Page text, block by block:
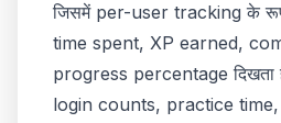
जिसमें per-user tracking के
time spent, XP earned,
progress percentage
login counts, practice